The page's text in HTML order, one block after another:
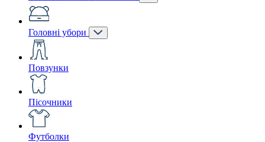
Головні убори
Повзунки
Пісочники
Футболки